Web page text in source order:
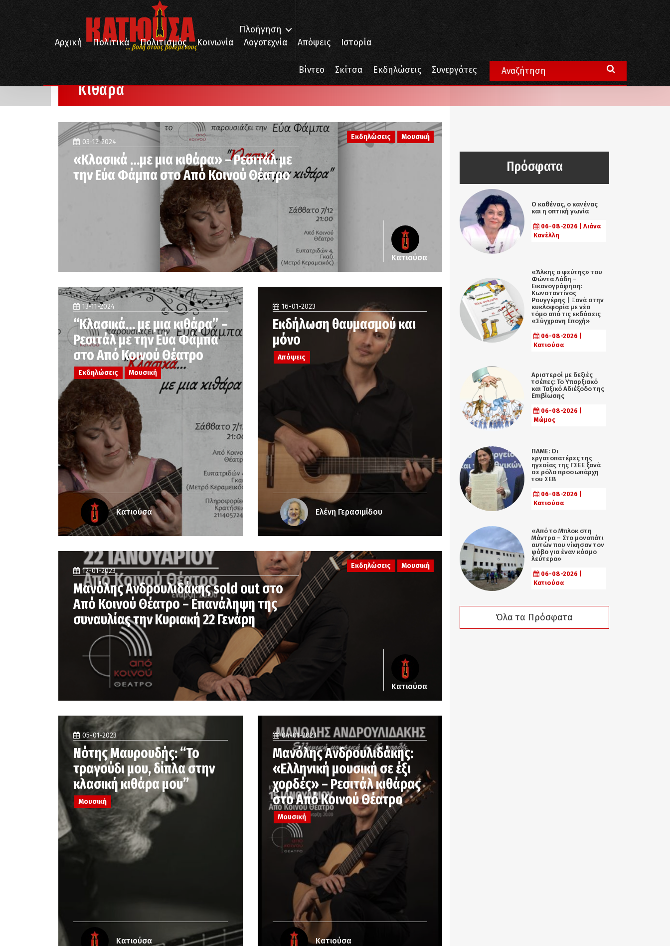
... βολή στους βολεμένους
Πλοήγηση
Αρχική
Πολιτικά Πολιτισμός Κοινωνία Λογοτεχνία Απόψεις Ιστορία
Βίντεο Σκίτσα Εκδηλώσεις Συνεργάτες
Κιθάρα
Κιθάρα
Εκδηλώσεις Μουσική
03-12-2024
«Κλασικά …με μια κιθάρα» – Ρεσιτάλ με
την Εύα Φάμπα στο Από Κοινού Θέατρο
Κατιούσα
13-11-2024
“Κλασικά… με μια κιθάρα” –
Ρεσιτάλ με την Εύα Φάμπα
στο Από Κοινού Θέατρο
Εκδηλώσεις Μουσική
Κατιούσα
16-01-2023
Εκδήλωση θαυμασμού και
μόνο
Απόψεις
Ελένη Γερασιμίδου
Εκδηλώσεις Μουσική
12-01-2023
Μανόλης Ανδρουλιδάκης sold out στο
Από Κοινού Θέατρο – Επανάληψη της
συναυλίας την Κυριακή 22 Γενάρη
Κατιούσα
05-01-2023
Νότης Μαυρουδής: “Το
τραγούδι μου, δίπλα στην
κλασική κιθάρα μου”
Μουσική
Κατιούσα
04-01-2023
Μανόλης Ανδρουλιδάκης:
«Ελληνική μουσική σε έξι
χορδές» – Ρεσιτάλ κιθάρας
στο Από Κοινού Θέατρο
Μουσική
Κατιούσα
Πρόσφατα
Ο καθένας, ο κανένας
και η οπτική γωνία
06-08-2026 | Λιάνα
Κανέλλη
«Άλκης ο ψεύτης» του
Φώντα Λάδη –
Εικονογράφηση:
Κωνσταντίνος
Ρουγγέρης | Ξανά στην
κυκλοφορία με νέο
τόμο από τις εκδόσεις
«Σύγχρονη Εποχή»
06-08-2026 |
Κατιούσα
Αριστεροί με δεξιές
τσέπες: Το Υπαρξιακό
και Ταξικό Αδιέξοδο της
Επιβίωσης
06-08-2026 |
Μώμος
ΠΑΜΕ: Οι
εργατοπατέρες της
ηγεσίας της ΓΣΕΕ ξανά
σε ρόλο προσωπάρχη
του ΣΕΒ
06-08-2026 |
Κατιούσα
«Από το Μπλοκ στη
Μάντρα – Στο μονοπάτι
αυτών που νίκησαν τον
φόβο για έναν κόσμο
λεύτερο»
06-08-2026 |
Κατιούσα
Όλα τα Πρόσφατα